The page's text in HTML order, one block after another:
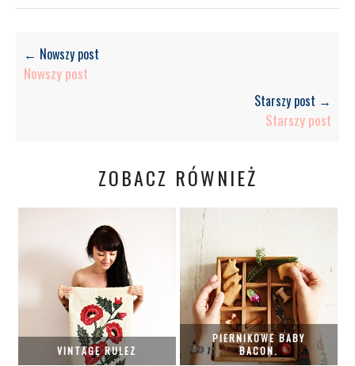
← Nowszy post
Nowszy post
Starszy post →
Starszy post
ZOBACZ RÓWNIEŻ
VINTAGE RULEZ
PIERNIKOWE BABY
BACON.